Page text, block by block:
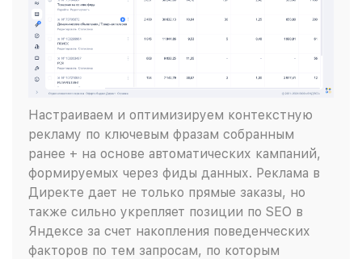
Настраиваем и оптимизируем контекстную
рекламу по ключевым фразам собранным
ранее + на основе автоматических кампаний,
формируемых через фиды данных. Реклама в
Директе дает не только прямые заказы, но
также сильно укрепляет позиции по SEO в
Яндексе за счет накопления поведенческих
факторов по тем запросам, по которым